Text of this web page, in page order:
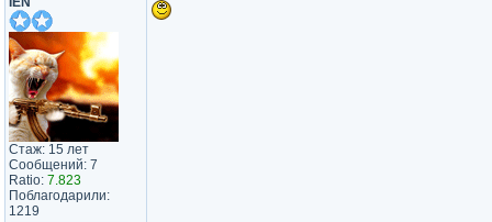
Стаж: 15 лет
Сообщений: 7
Ratio: 7.823
Поблагодарили:
1219